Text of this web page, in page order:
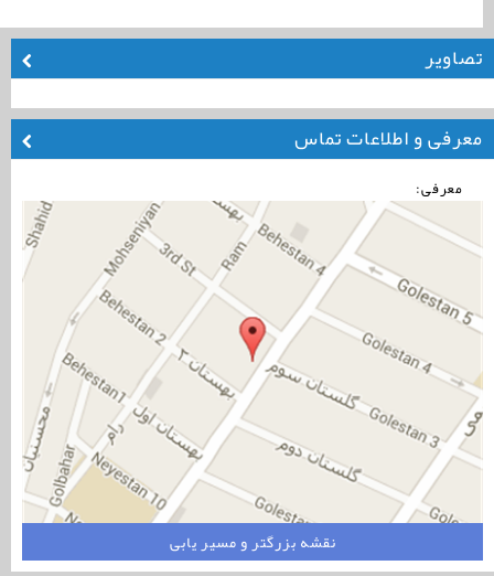
تصاویر
معرفی و اطلاعات تماس
معرفی:
نقشه بزرگتر و مسیر یابی